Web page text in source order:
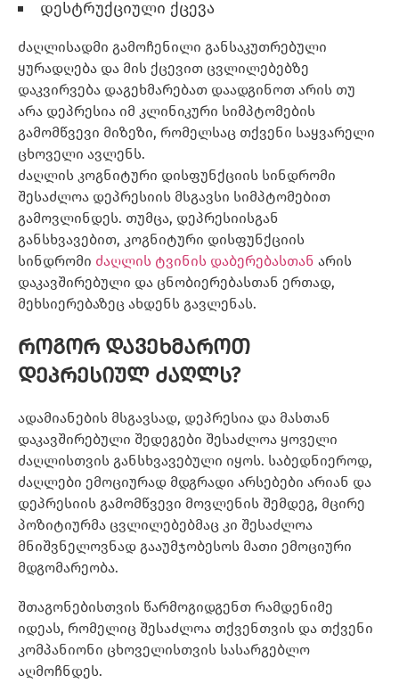
დესტრუქციული ქცევა
ძაღლისადმი გამოჩენილი განსაკუთრებული
ყურადღება და მის ქცევით ცვლილებებზე
დაკვირვება დაგეხმარებათ დაადგინოთ არის თუ
არა დეპრესია იმ კლინიკური სიმპტომების
გამომწვევი მიზეზი, რომელსაც თქვენი საყვარელი
ცხოველი ავლენს.
ძაღლის კოგნიტური დისფუნქციის სინდრომი
შესაძლოა დეპრესიის მსგავსი სიმპტომებით
გამოვლინდეს. თუმცა, დეპრესიისგან
განსხვავებით, კოგნიტური დისფუნქციის
სინდრომი ძაღლის ტვინის დაბერებასთან არის
დაკავშირებული და ცნობიერებასთან ერთად,
მეხსიერებაზეც ახდენს გავლენას.
როგორ დავეხმაროთ
დეპრესიულ ძაღლს?
ადამიანების მსგავსად, დეპრესია და მასთან
დაკავშირებული შედეგები შესაძლოა ყოველი
ძაღლისთვის განსხვავებული იყოს. საბედნიეროდ,
ძაღლები ემოციურად მდგრადი არსებები არიან და
დეპრესიის გამომწვევი მოვლენის შემდეგ, მცირე
პოზიტიურმა ცვლილებებმაც კი შესაძლოა
მნიშვნელოვნად გააუმჯობესოს მათი ემოციური
მდგომარეობა.
შთაგონებისთვის წარმოგიდგენთ რამდენიმე
იდეას, რომელიც შესაძლოა თქვენთვის და თქვენი
კომპანიონი ცხოველისთვის სასარგებლო
აღმოჩნდეს.